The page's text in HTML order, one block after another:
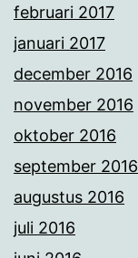
februari 2017
januari 2017
december 2016
november 2016
oktober 2016
september 2016
augustus 2016
juli 2016